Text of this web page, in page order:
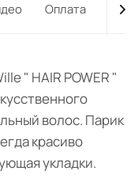
Оплата
" HAIR POWER "
волос. Парик
красиво
укладки.